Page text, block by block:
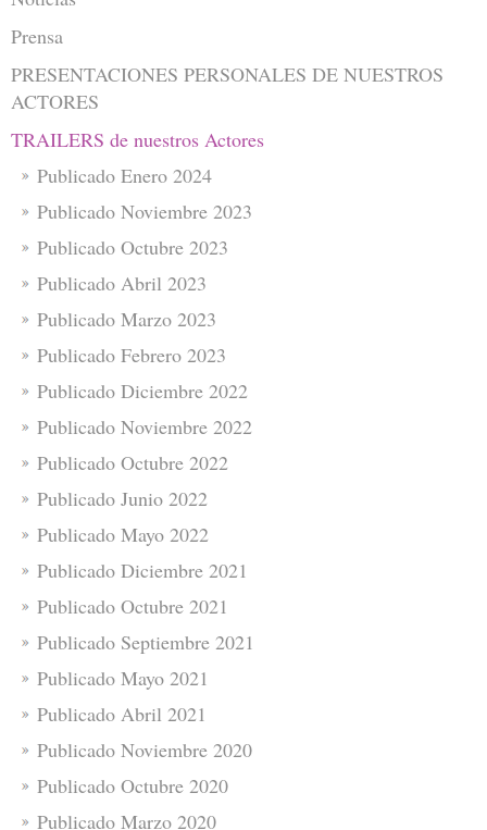
Prensa
PRESENTACIONES PERSONALES DE NUESTROS
ACTORES
TRAILERS de nuestros Actores
Publicado Enero 2024
Publicado Noviembre 2023
Publicado Octubre 2023
Publicado Abril 2023
Publicado Marzo 2023
Publicado Febrero 2023
Publicado Diciembre 2022
Publicado Noviembre 2022
Publicado Octubre 2022
Publicado Junio 2022
Publicado Mayo 2022
Publicado Diciembre 2021
Publicado Octubre 2021
Publicado Septiembre 2021
Publicado Mayo 2021
Publicado Abril 2021
Publicado Noviembre 2020
Publicado Octubre 2020
Publicado Marzo 2020